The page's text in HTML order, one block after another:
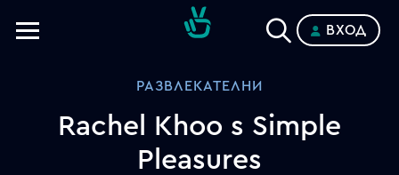
ВХОД
РАЗВЛЕКАТЕЛНИ
Rachel Khoo s Simple
Pleasures